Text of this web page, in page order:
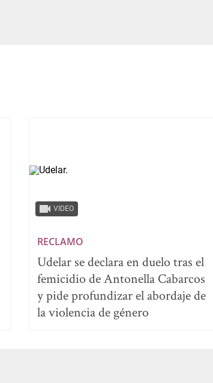
VIDEO
RECLAMO
Udelar se declara en duelo tras el
femicidio de Antonella Cabarcos
y pide profundizar el abordaje de
la violencia de género